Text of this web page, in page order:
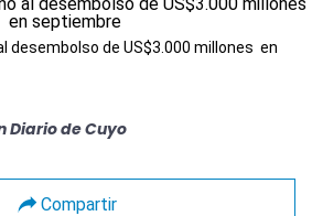
desembolso de US$3.000 millones en
Diario de Cuyo
Compartir